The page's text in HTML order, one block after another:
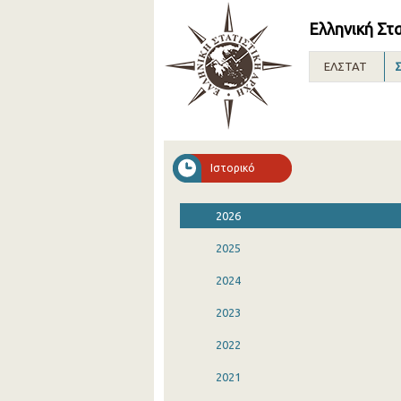
Ελληνική
ΕΛΣΤΑΤ
Ιστορικό
2026
2025
2024
2023
2022
2021